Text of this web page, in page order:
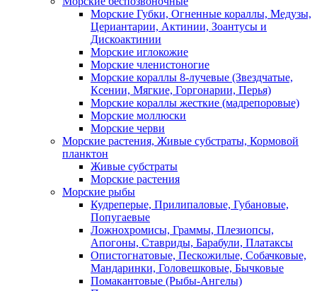
Морские Губки, Огненные кораллы, Медузы,
Цериантарии, Актинии, Зоантусы и
Дискоактинии
Морские иглокожие
Морские членистоногие
Морские кораллы 8-лучевые (Звездчатые,
Ксении, Мягкие, Горгонарии, Перья)
Морские кораллы жесткие (мадрепоровые)
Морские моллюски
Морские черви
Морские растения, Живые субстраты, Кормовой
планктон
Живые субстраты
Морские растения
Морские рыбы
Кудреперые, Прилипаловые, Губановые,
Попугаевые
Ложнохромисы, Граммы, Плезиопсы,
Апогоны, Ставриды, Барабули, Платаксы
Опистогнатовые, Пескожилые, Собачковые,
Мандаринки, Головешковые, Бычковые
Помакантовые (Рыбы-Ангелы)